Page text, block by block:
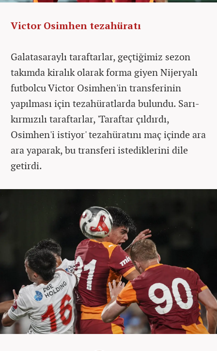
Victor Osimhen tezahüratı
Galatasaraylı taraftarlar, geçtiğimiz sezon
takımda kiralık olarak forma giyen Nijeryalı
futbolcu Victor Osimhen'in transferinin
yapılması için tezahüratlarda bulundu. Sarı-
kırmızılı taraftarlar, 'Taraftar çıldırdı,
Osimhen'i istiyor' tezahüratını maç içinde ara
ara yaparak, bu transferi istediklerini dile
getirdi.